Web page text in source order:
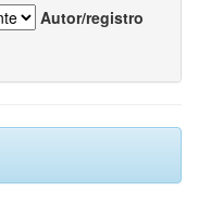
Autor/registro